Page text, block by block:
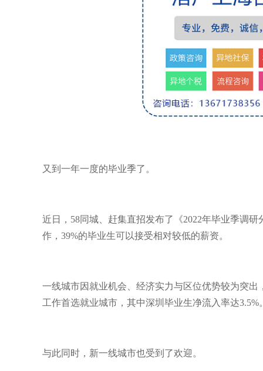
又到一年一度的毕业季了。
近日，58同城、赶集直招发布了《2022年毕业季调
作，39%的毕业生可以接受相对较低的薪资。
一线城市因就业机会、经济实力与区位优势较为突
工作首选就业城市，其中深圳毕业生净流入率达3.5%
与此同时，新一线城市也受到了欢迎。